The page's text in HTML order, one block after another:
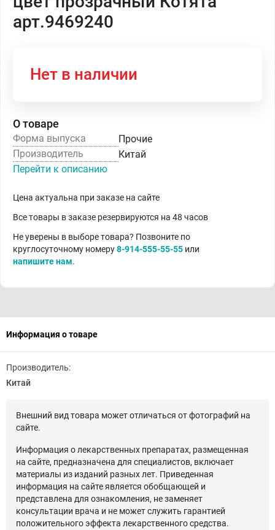
арт.9469240
Нет в наличии
О товаре
Форма выпуска
Прочие
Производитель
Китай
Перейти к описанию
Цена актуальна при заказе на сайте
Все товары в заказе резервируются на 48 часов
Не уверены в выборе товара? Позвоните по
круглосуточному номеру8-914-555-55-55 или
напишите нам.
Информация о товаре
Производитель:
Китай
Внешний вид товара может отличаться от фотографий на
сайте.
Информация о лекарственных препаратах, размещенная
на сайте, предназначена для специалистов, включает
материалы из изданий разных лет. Приведенная
информация на сайте является обобщающей и
представлена для ознакомления, не заменяет
консультации врача и не может служить гарантией
положительного эффекта лекарственного средства.